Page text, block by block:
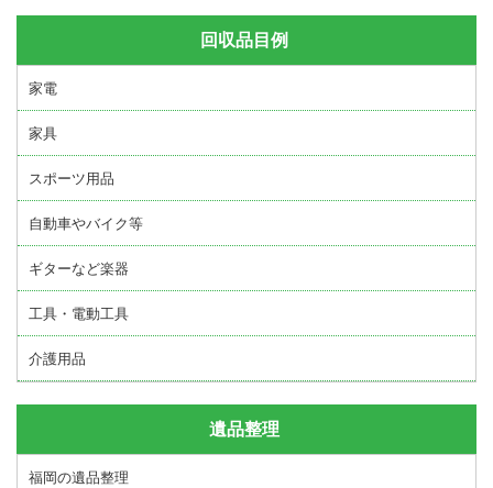
回収品目例
家電
家具
スポーツ用品
自動車やバイク等
ギターなど楽器
工具・電動工具
介護用品
遺品整理
福岡の遺品整理